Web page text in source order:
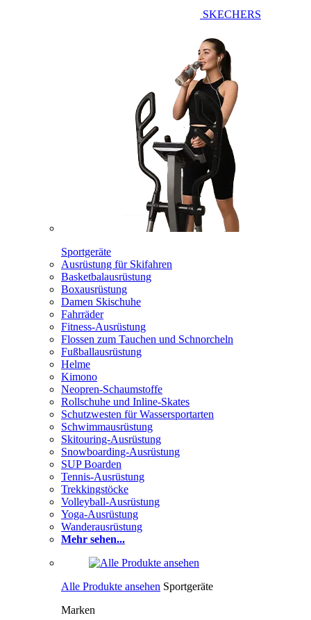
SKECHERS
Sportgeräte
Ausrüstung für Skifahren
Basketbalausrüstung
Boxausrüstung
Damen Skischuhe
Fahrräder
Fitness-Ausrüstung
Flossen zum Tauchen und Schnorcheln
Fußballausrüstung
Helme
Kimono
Neopren-Schaumstoffe
Rollschuhe und Inline-Skates
Schutzwesten für Wassersportarten
Schwimmausrüstung
Skitouring-Ausrüstung
Snowboarding-Ausrüstung
SUP Boarden
Tennis-Ausrüstung
Trekkingstöcke
Volleyball-Ausrüstung
Yoga-Ausrüstung
Wanderausrüstung
Mehr sehen...
Alle Produkte ansehen Sportgeräte
Marken